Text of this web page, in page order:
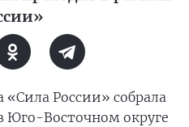
России» собрала
Юго-Восточном округе